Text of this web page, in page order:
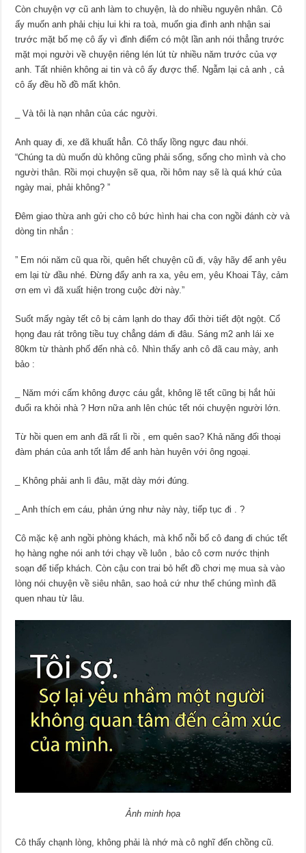
Còn chuyện vợ cũ anh làm to chuyện, là do nhiều nguyên nhân. Cô
ấy muốn anh phải chịu lui khi ra toà, muốn gia đình anh nhận sai
trước mặt bố mẹ cô ấy vì đỉnh điểm có một lần anh nói thẳng trước
mặt mọi người về chuyện riêng lén lút từ nhiều năm trước của vợ
anh. Tất nhiên không ai tin và cô ấy được thể. Ngẫm lại cả anh , cả
cô ấy đều hồ đồ mất khôn.
_ Và tôi là nạn nhân của các người.
Anh quay đi, xe đã khuất hẳn. Cô thấy lồng ngực đau nhói.
“Chúng ta dù muốn dù không cũng phải sống, sống cho mình và cho
người thân. Rồi mọi chuyện sẽ qua, rồi hôm nay sẽ là quá khứ của
ngày mai, phải không? ”
Đêm giao thừa anh gửi cho cô bức hình hai cha con ngồi đánh cờ và
dòng tin nhắn :
” Em nói năm cũ qua rồi, quên hết chuyện cũ đi, vậy hãy để anh yêu
em lại từ đầu nhé. Đừng đẩy anh ra xa, yêu em, yêu Khoai Tây, cảm
ơn em vì đã xuất hiện trong cuộc đời này.”
Suốt mấy ngày tết cô bị cảm lạnh do thay đổi thời tiết đột ngột. Cổ
họng đau rát trông tiều tuỵ chẳng dám đi đâu. Sáng m2 anh lái xe
80km từ thành phố đến nhà cô. Nhìn thấy anh cô đã cau mày, anh
bảo :
_ Năm mới cấm không được cáu gắt, không lẽ tết cũng bị hắt hủi
đuổi ra khỏi nhà ? Hơn nữa anh lên chúc tết nói chuyện người lớn.
Từ hồi quen em anh đã rất lì rồi , em quên sao? Khả năng đối thoại
đàm phán của anh tốt lắm để anh hàn huyên với ông ngoại.
_ Không phải anh lì đâu, mặt dày mới đúng.
_ Anh thích em cáu, phản ứng như này này, tiếp tục đi .?
Cô mặc kệ anh ngồi phòng khách, mà khổ nỗi bố cô đang đi chúc tết
họ hàng nghe nói anh tới chạy về luôn , bảo cô cơm nước thịnh
soạn để tiếp khách. Còn cậu con trai bỏ hết đồ chơi mẹ mua sà vào
lòng nói chuyện về siêu nhân, sao hoả cứ như thể chúng mình đã
quen nhau từ lâu.
Ảnh minh họa
Cô thấy chạnh lòng, không phải là nhớ mà cô nghĩ đến chồng cũ.